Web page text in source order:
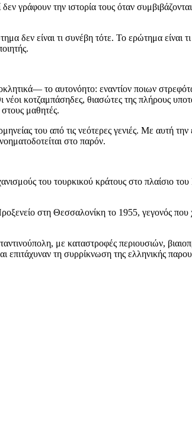
γράφουν την ιστορία τους όταν
δεν είναι τι συνέβη τότε. Το ερώτημα είναι
το αυτονόητο: εναντίον ποιων
νέοι κοτζαμπάσηδες, θιασώτες της πλήρους
μαθητές.
του από τις νεότερες γενιές. Με αυτή
στο παρόν.
του τουρκικού κράτους στο πλαίσιο
στη Θεσσαλονίκη το 1955, γεγονός
με καταστροφές περιουσιών,
τη συρρίκνωση της ελληνικής